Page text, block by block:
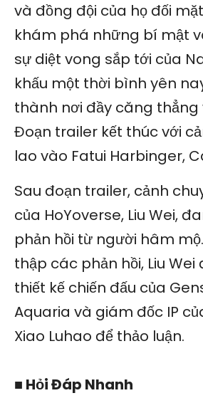
và đồng đội của họ đối
khám phá những bí mật
sự diệt vong sắp tới của
khấu một thời bình yên
thành nơi đầy căng thẳng
Đoạn trailer kết thúc với
lao vào Fatui Harbinger,
Sau đoạn trailer, cảnh
của HoYoverse, Liu Wei,
phản hồi từ người hâm
thập các phản hồi, Liu
thiết kế chiến đấu của
Aquaria và giám đốc IP
Xiao Luhao để thảo luận.
■ Hỏi Đáp Nhanh